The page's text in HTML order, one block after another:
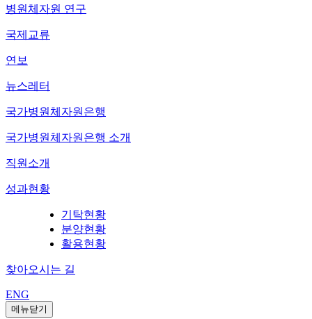
병원체자원 연구
국제교류
연보
뉴스레터
국가병원체자원은행
국가병원체자원은행 소개
직원소개
성과현황
기탁현황
분양현황
활용현황
찾아오시는 길
ENG
메뉴닫기